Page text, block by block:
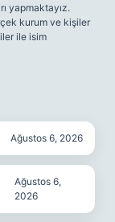
yapmaktayız.
kurum ve kişiler
ile isim
Ağustos 6, 2026
Ağustos 6,
2026